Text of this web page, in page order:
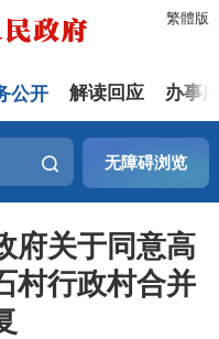
繁體版
公开 解读回应 办事
无障碍浏览
府关于同意高
村行政村合并